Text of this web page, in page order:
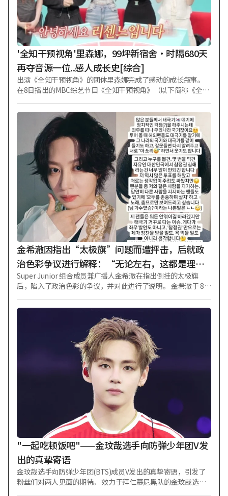
'全知干预视角'里森娜，99坪新宿舍·时隔680天
再夺音源一位..感人成长史[综合]
出演《全知干预视角》的团体里森娜完成了感动的成长叙事。
在8日播出的MBC综艺节目《全知干预视角》（以下简称《全参
截然不同的日常生活和始终如一的友谊。 当天，以完整体亮相
演播室的里森娜通过各自展现个性的自我介绍和“一人一句流
行语”游行，从一开始就引得笑声不断。此前里森娜的《全参
视》播出曾引发热议。仅广告咨询就达100件，各种宣传大使请
求也纷至沓来，在此情况下，干预人宋恩伊如数家珍地列举出
里森娜的内容和近况，认证自己是“铁粉”，《全参视》连续
两周产出话题性第一位。 里森娜的住所也发生了巨大变化。成
员们离开了共用一个洗手间的旧宿舍，搬进了99坪的新宿舍，
拥有了各自充满个人喜好的房间和三个洗手间。但即使空间变
大了，五位成员之间的距离依然如故。甚至因为房间里喊话听
不见而考虑引入对讲机，但成员们玩起了捉迷藏和枕头大战，
一人移动时其他人便一拥而上跟随，将99坪的宿舍像10坪一样
使用。正如经理金惠秀理事爆料的那样，“一次爱虫就是永恒
的爱虫”。 在MBC《Show! 音乐中心》的预先录制和直播舞台
上，也让人感受到了截然不同的地位。过去连出演音源
金希澈因指出“太极旗”问题而遭抨击，后就政
治色彩争议进行解释：“无论左右，这都是理所
当然的事” [Star Issue]
Super Junior 组合成员兼广播人金希澈在指出倒挂的太极旗
后，陷入了政治色彩的争议，并对此进行了说明。 金希澈于 8日
治，但太极旗无论左右都是我国的国旗。”他还透露：“巡演
期间，海外粉丝也了解太极旗，因此会同时举着该国的国旗和
太极旗，如果拿错了就会再次告知，大家也会相视而笑。” 接
着他表示：“无论选举谁、投多少次票，在自由的大韩民国，
称其侵犯参政权实在荒谬。我自己也参与过多次投票，有时甚
至不加思考地闹过笑话，但粉丝中既有支持像我这样的人的，
也有当然支持其他人的，因此只想通过歌曲和舞蹈展现‘让我
们彼此尊重地生活’。” 随后他补充道：“虽然希望我的粉丝
不要将任何事与我牵扯在一起，但倒挂太极旗这一议题，况且
并非左右言论，仅凭参政权一事，我认为既不值得我受称赞，
也不该遭人责骂。如果是大韩民国人，这自然是理所当然
的。” 金希澈还说：“即便如此还要挨骂的话，那也没办法，
毕竟这是我一直以来被批评的形象所付出的代价。” 此前，金
希澈曾针对某地方自治团体在第 81 周年光复节前夕于街头悬挂
的官方横幅中太极旗上下方向标示错误一事，直言
"一起吃顿饭吧"——金玟哉选手向防弹少年团V发
出的真挚寄语
金玟哉选手向防弹少年团(BTS)成员V发出的真挚寄语，引发了
粉丝们对两人见面的期待。 效力于拜仁慕尼黑队的金玟哉选手